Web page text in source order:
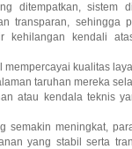
ditempatkan, sistem
transparan, sehingga
kehilangan kendali
mempercayai kualitas
taruhan mereka
atau kendala teknis
semakin meningkat,
yang stabil serta